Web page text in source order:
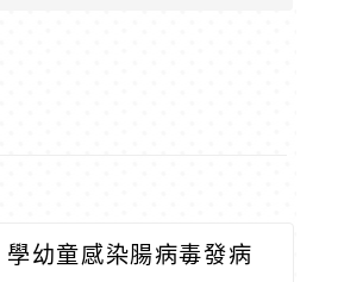
幼童感染腸病毒發病